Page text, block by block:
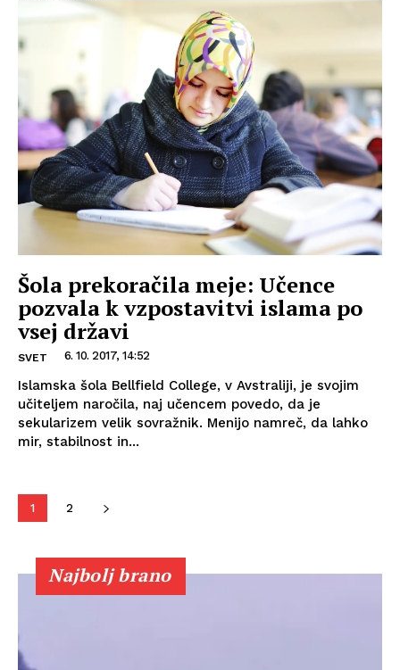
Šola prekoračila meje: Učence
pozvala k vzpostavitvi islama po
vsej državi
SVET 6. 10. 2017, 14:52
Islamska šola Bellfield College, v Avstraliji, je svojim
učiteljem naročila, naj učencem povedo, da je
sekularizem velik sovražnik. Menijo namreč, da lahko
mir, stabilnost in...
1 2
Najbolj brano